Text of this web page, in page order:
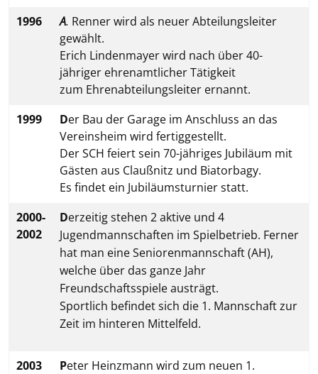
1996
A. Renner wird als neuer Abteilungsleiter
gewählt.
Erich Lindenmayer wird nach über 40-
jähriger ehrenamtlicher Tätigkeit
zum Ehrenabteilungsleiter ernannt.
1999
Der Bau der Garage im Anschluss an das
Vereinsheim wird fertiggestellt.
Der SCH feiert sein 70-jähriges Jubiläum mit
Gästen aus Claußnitz und Biatorbagy.
Es findet ein Jubiläumsturnier statt.
2000-
2002
Derzeitig stehen 2 aktive und 4
Jugendmannschaften im Spielbetrieb. Ferner
hat man eine Seniorenmannschaft (AH),
welche über das ganze Jahr
Freundschaftsspiele austrägt.
Sportlich befindet sich die 1. Mannschaft zur
Zeit im hinteren Mittelfeld.
2003 Peter Heinzmann wird zum neuen 1.